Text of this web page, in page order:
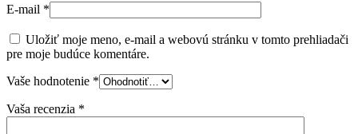
E-mail *
Uložiť moje meno, e-mail a webovú stránku v tomto prehliadači
pre moje budúce komentáre.
Vaše hodnotenie *
Vaša recenzia *